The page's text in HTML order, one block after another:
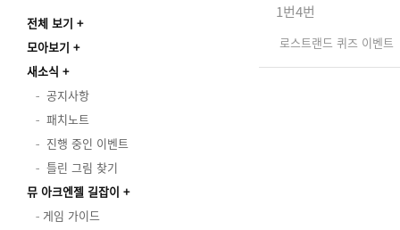
전체 보기
모아보기
새소식
공지사항
패치노트
진행 중인 이벤트
틀린 그림 찾기
뮤 아크엔젤 길잡이
게임 가이드
1번4번
로스트랜드 퀴즈 이벤트